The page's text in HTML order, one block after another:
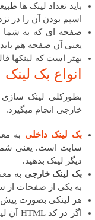
باید تعداد لینک ها
اسپم بودن آن را در
یعنی آن صفحه هم
بهتر است که لینکها
انواع بک لینک
بطورکلی لینک
خارجی انجام میگیرد.
بک لینک داخلی به
سایت است. یعنی
دیگر لینک بدهید.
بک لینک خارجی به
به یکی از صفحات از
هر لینکی بصورت